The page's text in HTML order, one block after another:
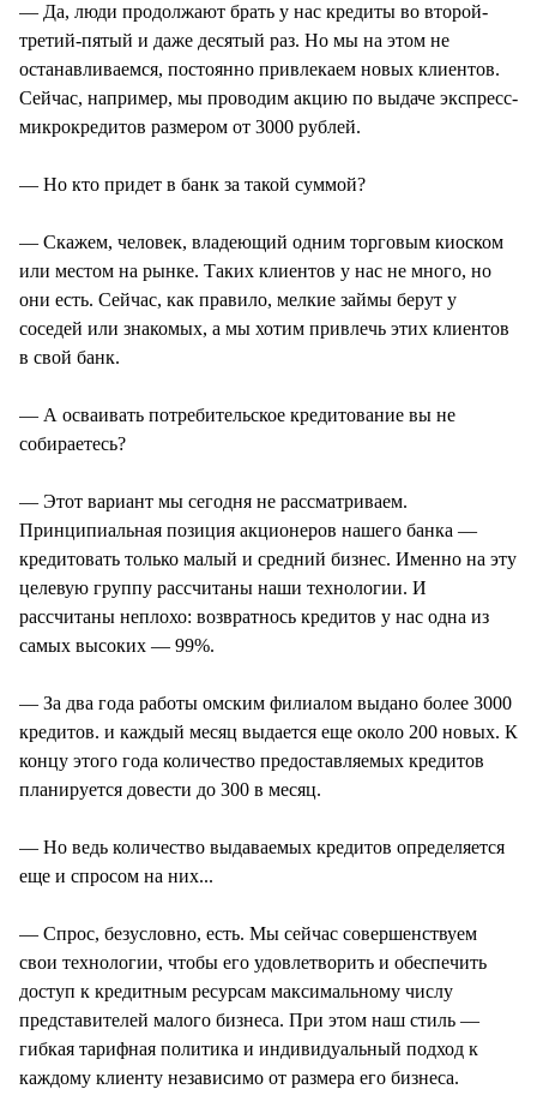
— Да, люди продолжают брать у нас кредиты во второй-
третий-пятый и даже десятый раз. Но мы на этом не
останавливаемся, постоянно привлекаем новых клиентов.
Сейчас, например, мы проводим акцию по выдаче экспресс-
микрокредитов размером от 3000 рублей.
— Но кто придет в банк за такой суммой?
— Скажем, человек, владеющий одним торговым киоском
или местом на рынке. Таких клиентов у нас не много, но
они есть. Сейчас, как правило, мелкие займы берут у
соседей или знакомых, а мы хотим привлечь этих клиентов
в свой банк.
— А осваивать потребительское кредитование вы не
собираетесь?
— Этот вариант мы сегодня не рассматриваем.
Принципиальная позиция акционеров нашего банка —
кредитовать только малый и средний бизнес. Именно на эту
целевую группу рассчитаны наши технологии. И
рассчитаны неплохо: возвратнось кредитов у нас одна из
самых высоких — 99%.
— За два года работы омским филиалом выдано более 3000
кредитов. и каждый месяц выдается еще около 200 новых. К
концу этого года количество предоставляемых кредитов
планируется довести до 300 в месяц.
— Но ведь количество выдаваемых кредитов определяется
еще и спросом на них...
— Спрос, безусловно, есть. Мы сейчас совершенствуем
свои технологии, чтобы его удовлетворить и обеспечить
доступ к кредитным ресурсам максимальному числу
представителей малого бизнеса. При этом наш стиль —
гибкая тарифная политика и индивидуальный подход к
каждому клиенту независимо от размера его бизнеса.